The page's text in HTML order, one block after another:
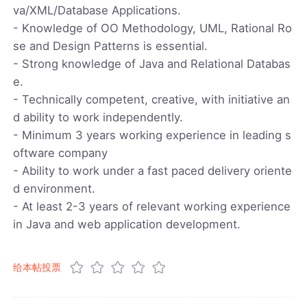
va/XML/Database Applications.
- Knowledge of OO Methodology, UML, Rational Ro
se and Design Patterns is essential.
- Strong knowledge of Java and Relational Databas
e.
- Technically competent, creative, with initiative an
d ability to work independently.
- Minimum 3 years working experience in leading s
oftware company
- Ability to work under a fast paced delivery oriente
d environment.
- At least 2-3 years of relevant working experience
in Java and web application development.
给本帖投票